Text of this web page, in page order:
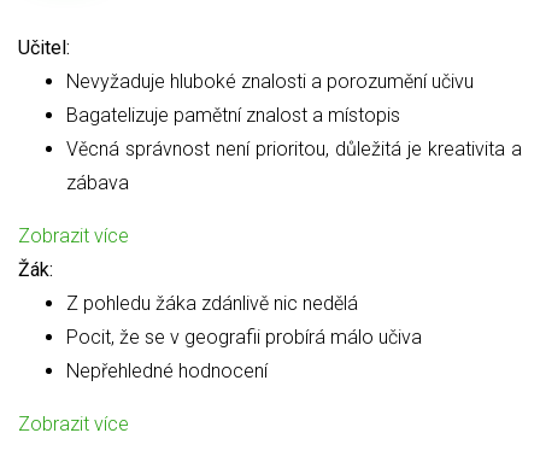
Učitel:
Nevyžaduje hluboké znalosti a porozumění učivu
Bagatelizuje pamětní znalost a místopis
Věcná správnost není prioritou, důležitá je kreativita a
zábava
Zobrazit více
Žák:
Z pohledu žáka zdánlivě nic nedělá
Pocit, že se v geografii probírá málo učiva
Nepřehledné hodnocení
Zobrazit více